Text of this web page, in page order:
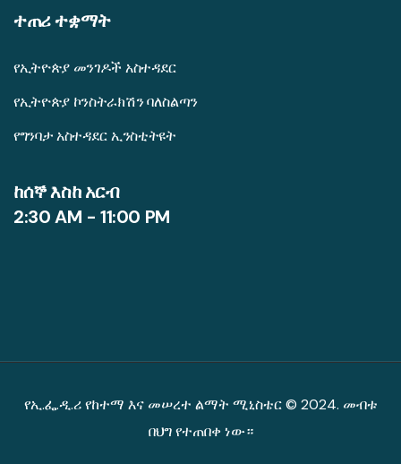
ተጠሪ ተቋማት
የኢትዮጵያ መንገዶች አስተዳደር
የኢትዮጵያ ኮንስትራክሽን ባለስልጣን
የግንባታ አስተዳደር ኢንስቲትዩት
ከሰኞ እስከ አርብ
2:30 AM - 11:00 PM
የኢ.ፌ.ዲ.ሪ የከተማ እና መሠረተ ልማት ሚኒስቴር © 2024. መብቱ
በህግ የተጠበቀ ነው።